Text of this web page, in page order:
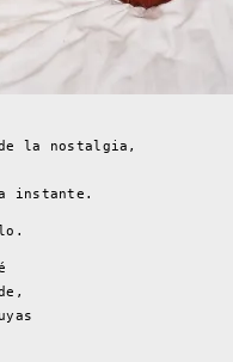
la nostalgia,
instante.